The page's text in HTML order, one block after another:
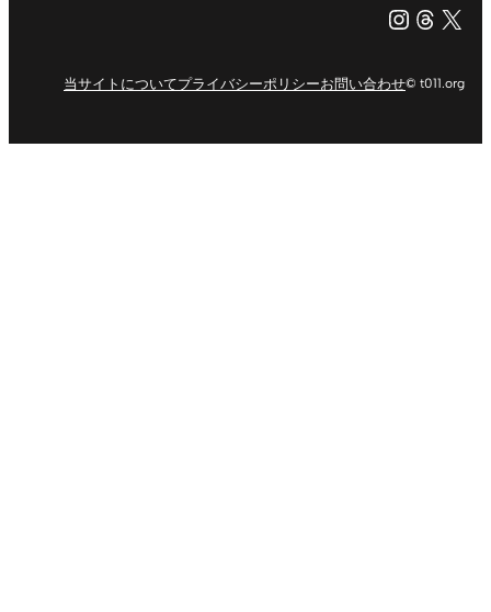
X（旧
当サイトについてプライバシーポリシーお問い合わせ© t011.org